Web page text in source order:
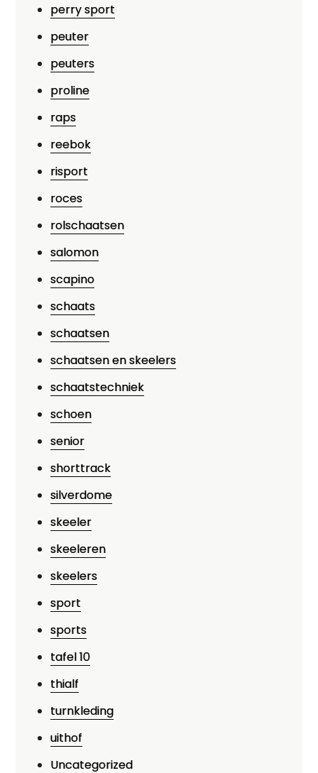
perry sport
peuter
peuters
proline
raps
reebok
risport
roces
rolschaatsen
salomon
scapino
schaats
schaatsen
schaatsen en skeelers
schaatstechniek
schoen
senior
shorttrack
silverdome
skeeler
skeeleren
skeelers
sport
sports
tafel 10
thialf
turnkleding
uithof
Uncategorized